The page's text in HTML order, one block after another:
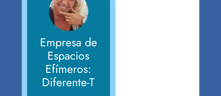
Empresa de
Espacios
Efímeros:
Diferente-T